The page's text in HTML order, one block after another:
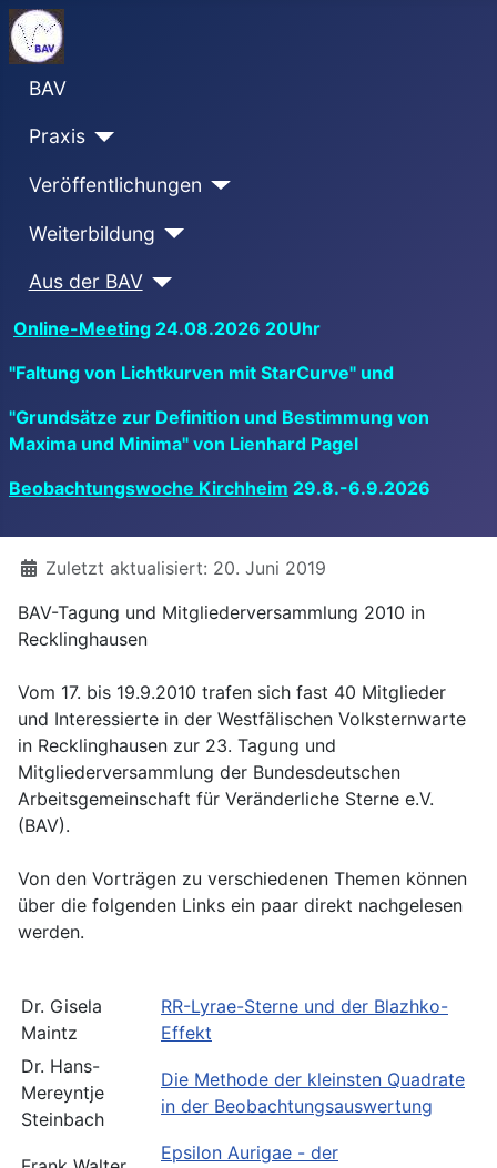
BAV
Praxis
Veröffentlichungen
Weiterbildung
Aus der BAV
Online-Meeting 24.08.2026 20Uhr
"Faltung von Lichtkurven mit StarCurve" und
"Grundsätze zur Definition und Bestimmung von
Maxima und Minima" von Lienhard Pagel
Beobachtungswoche Kirchheim 29.8.-6.9.2026
DetailsZuletzt aktualisiert: 20. Juni 2019
BAV-Tagung und Mitgliederversammlung 2010 in
Recklinghausen
Vom 17. bis 19.9.2010 trafen sich fast 40 Mitglieder
und Interessierte in der Westfälischen Volksternwarte
in Recklinghausen zur 23. Tagung und
Mitgliederversammlung der Bundesdeutschen
Arbeitsgemeinschaft für Veränderliche Sterne e.V.
(BAV).
Von den Vorträgen zu verschiedenen Themen können
über die folgenden Links ein paar direkt nachgelesen
werden.
Dr. Gisela
Maintz
RR-Lyrae-Sterne und der Blazhko-
Effekt
Dr. Hans-
Mereyntje
Steinbach
Die Methode der kleinsten Quadrate
in der Beobachtungsauswertung
Epsilon Aurigae - der